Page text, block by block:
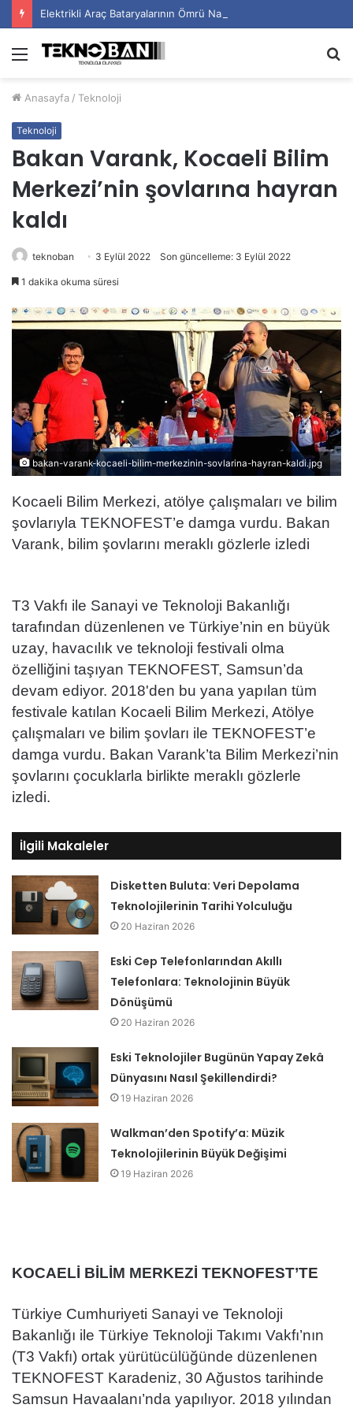
Elektrikli Araç Bataryalarının Ömrü Nasıl Uzatılır?
Menü
Anasayfa / Teknoloji
Teknoloji
Bakan Varank, Kocaeli Bilim
Merkezi’nin şovlarına hayran
kaldı
teknoban 3 Eylül 2022 Son güncelleme: 3 Eylül 2022
1 dakika okuma süresi
bakan-varank-kocaeli-bilim-merkezinin-sovlarina-hayran-kaldi.jpg
Kocaeli Bilim Merkezi, atölye çalışmaları ve bilim
şovlarıyla TEKNOFEST’e damga vurdu. Bakan
Varank, bilim şovlarını meraklı gözlerle izledi
T3 Vakfı ile Sanayi ve Teknoloji Bakanlığı
tarafından düzenlenen ve Türkiye’nin en büyük
uzay, havacılık ve teknoloji festivali olma
özelliğini taşıyan TEKNOFEST, Samsun’da
devam ediyor. 2018'den bu yana yapılan tüm
festivale katılan Kocaeli Bilim Merkezi, Atölye
çalışmaları ve bilim şovları ile TEKNOFEST’e
damga vurdu. Bakan Varank’ta Bilim Merkezi’nin
şovlarını çocuklarla birlikte meraklı gözlerle
izledi.
İlgili Makaleler
Disketten Buluta: Veri Depolama
Teknolojilerinin Tarihi Yolculuğu
20 Haziran 2026
Eski Cep Telefonlarından Akıllı
Telefonlara: Teknolojinin Büyük
Dönüşümü
20 Haziran 2026
Eski Teknolojiler Bugünün Yapay Zekâ
Dünyasını Nasıl Şekillendirdi?
19 Haziran 2026
Walkman’den Spotify’a: Müzik
Teknolojilerinin Büyük Değişimi
19 Haziran 2026
KOCAELİ BİLİM MERKEZİ TEKNOFEST’TE
Türkiye Cumhuriyeti Sanayi ve Teknoloji
Bakanlığı ile Türkiye Teknoloji Takımı Vakfı’nın
(T3 Vakfı) ortak yürütücülüğünde düzenlenen
TEKNOFEST Karadeniz, 30 Ağustos tarihinde
Samsun Havaalanı’nda yapılıyor. 2018 yılından